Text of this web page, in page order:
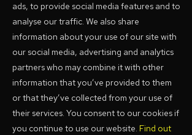
ZWIĄZKI PARTNERSKIE
POLITYKA PRYWATNOŚCI
ads, to provide social media features and to
analyse our traffic. We also share
information about your use of our site with
our social media, advertising and analytics
partners who may combine it with other
information that you’ve provided to them
or that they’ve collected from your use of
their services. You consent to our cookies if
you continue to use our website. Find out